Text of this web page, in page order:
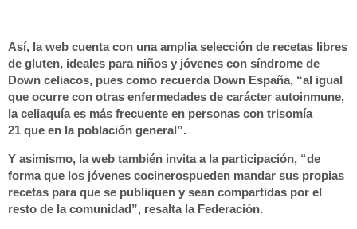
Así, la web cuenta con una amplia selección de recetas libres
de gluten, ideales para niños y jóvenes con síndrome de
Down celiacos, pues como recuerda Down España, “al igual
que ocurre con otras enfermedades de carácter autoinmune,
la celiaquía es más frecuente en personas con trisomía
21 que en la población general”.
Y asimismo, la web también invita a la participación, “de
forma que los jóvenes cocinerospueden mandar sus propias
recetas para que se publiquen y sean compartidas por el
resto de la comunidad”, resalta la Federación.